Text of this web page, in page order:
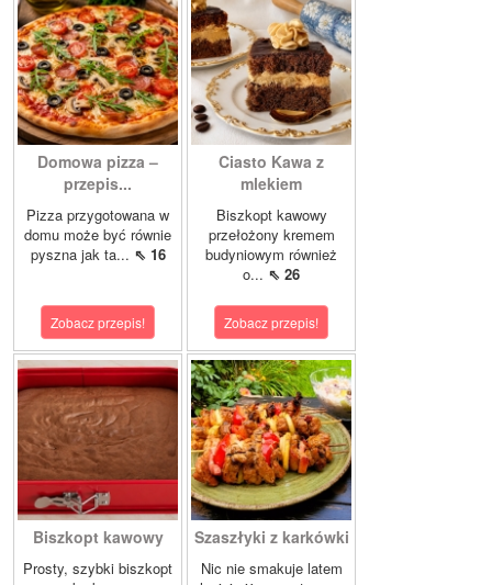
Domowa pizza –
przepis...
Pizza przygotowana w
domu może być równie
pyszna jak ta... ⇖ 16
Zobacz przepis!
Ciasto Kawa z
mlekiem
Biszkopt kawowy
przełożony kremem
budyniowym również
o... ⇖ 26
Zobacz przepis!
Biszkopt kawowy
Prosty, szybki biszkopt
Szaszłyki z karkówki
Nic nie smakuje latem